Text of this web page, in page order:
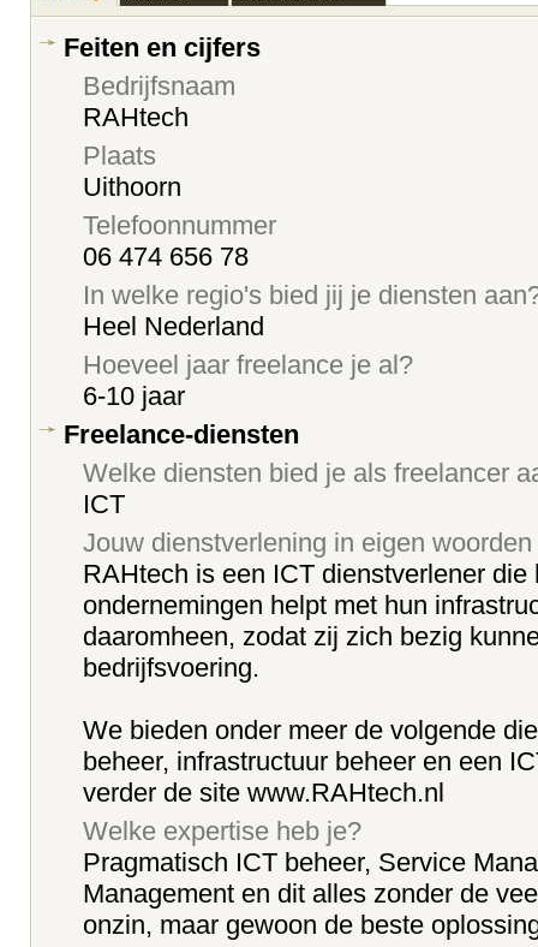
Feiten en cijfers
Bedrijfsnaam
RAHtech
Plaats
Uithoorn
Telefoonnummer
06 474 656 78
In welke regio's bied jij je diensten
Heel Nederland
Hoeveel jaar freelance je al?
6-10 jaar
Freelance-diensten
Welke diensten bied je als freelancer
ICT
Jouw dienstverlening in eigen woorden
RAHtech is een ICT dienstverlener
ondernemingen helpt met hun
daaromheen, zodat zij zich bezig
bedrijfsvoering.
We bieden onder meer de volgende
beheer, infrastructuur beheer en een
verder de site www.RAHtech.nl
Welke expertise heb je?
Pragmatisch ICT beheer, Service
Management en dit alles zonder de
onzin, maar gewoon de beste